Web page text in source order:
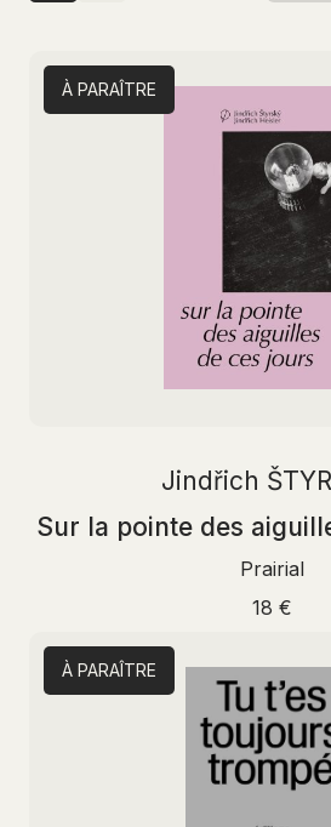
À PARAÎTRE
Jindřich
Sur la pointe des
Prairial
18 €
À PARAÎTRE